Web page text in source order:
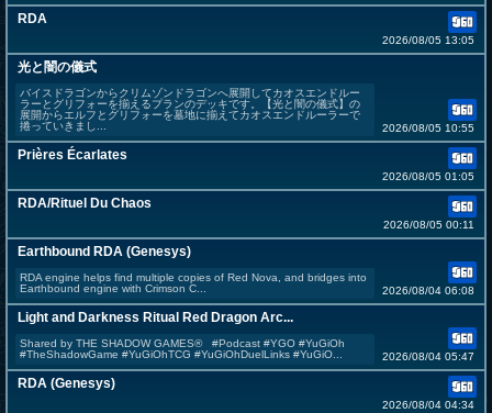
RDA
2026/08/05 13:05
光と闇の儀式
バイスドラゴンからクリムゾンドラゴンへ展開してカオスエンドルー
ラーとグリフォーを揃えるプランのデッキです。【光と闇の儀式】の
展開からエルフとグリフォーを墓地に揃えてカオスエンドルーラーで
捲っていきまし...
2026/08/05 10:55
Prières Écarlates
2026/08/05 01:05
RDA/Rituel Du Chaos
2026/08/05 00:11
Earthbound RDA (Genesys)
RDA engine helps find multiple copies of Red Nova, and bridges into
Earthbound engine with Crimson C...
2026/08/04 06:08
Light and Darkness Ritual Red Dragon Arc...
Shared by THE SHADOW GAMES® #Podcast #YGO #YuGiOh
#TheShadowGame #YuGiOhTCG #YuGiOhDuelLinks #YuGiO...
2026/08/04 05:47
RDA (Genesys)
2026/08/04 04:34